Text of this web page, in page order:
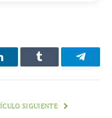
Tumblr
SIGUIENTE